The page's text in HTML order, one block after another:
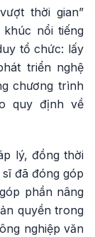
thời gian”
nổi tiếng
tổ chức: lấy
triển nghệ
chương trình
quy định về
lý, đồng thời
đã đóng góp
phần nâng
quyền trong
nghiệp văn